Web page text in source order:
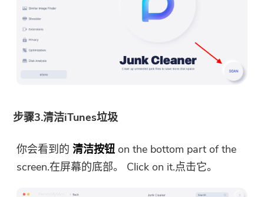
步骤3.清洁iTunes垃圾
你会看到的清洁按钮 on the bottom part of the
screen.在屏幕的底部。 Click on it.点击它。